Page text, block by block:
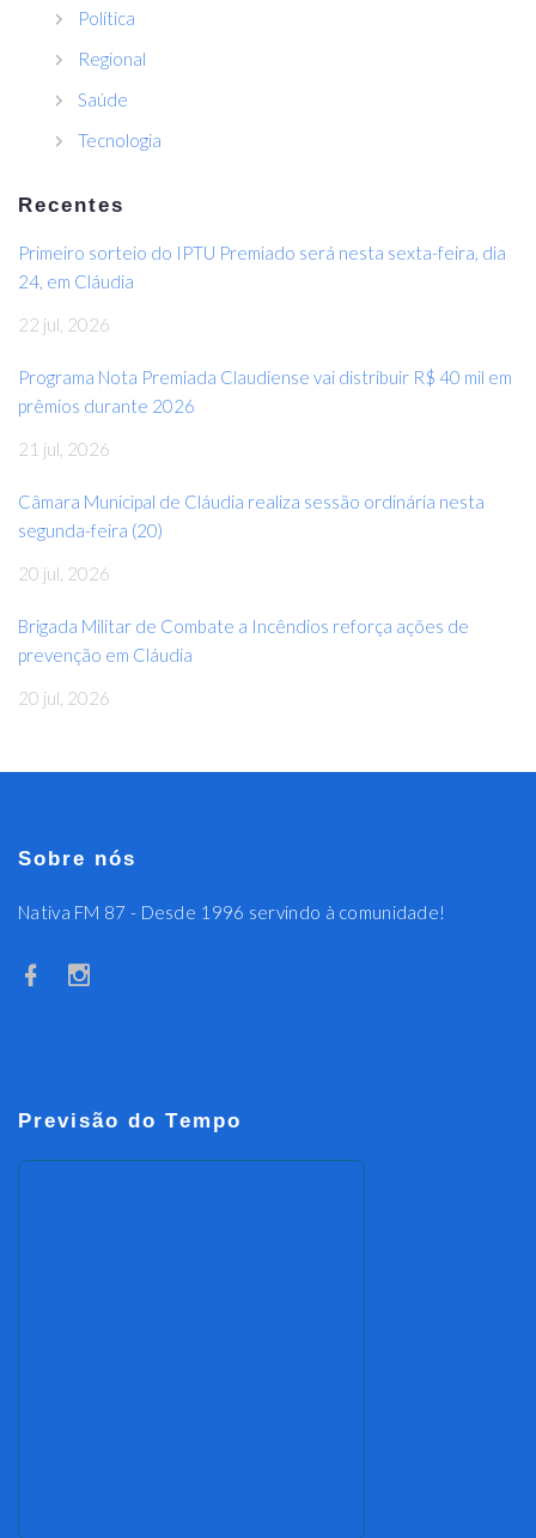
Política
Regional
Saúde
Tecnologia
Recentes
Primeiro sorteio do IPTU Premiado será nesta sexta-feira, dia
24, em Cláudia
22 jul, 2026
Programa Nota Premiada Claudiense vai distribuir R$ 40 mil em
prêmios durante 2026
21 jul, 2026
Câmara Municipal de Cláudia realiza sessão ordinária nesta
segunda-feira (20)
20 jul, 2026
Brigada Militar de Combate a Incêndios reforça ações de
prevenção em Cláudia
20 jul, 2026
Sobre nós
Nativa FM 87 - Desde 1996 servindo à comunidade!
Previsão do Tempo